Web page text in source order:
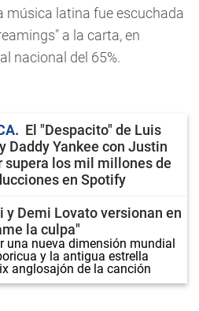
música latina fue escuchada
a la carta, en
nacional del 65%.
El "Despacito" de Luis
Daddy Yankee con Justin
supera los mil millones de
en Spotify
y Demi Lovato versionan en
la culpa"
una nueva dimensión mundial
y la antigua estrella
anglosajón de la canción